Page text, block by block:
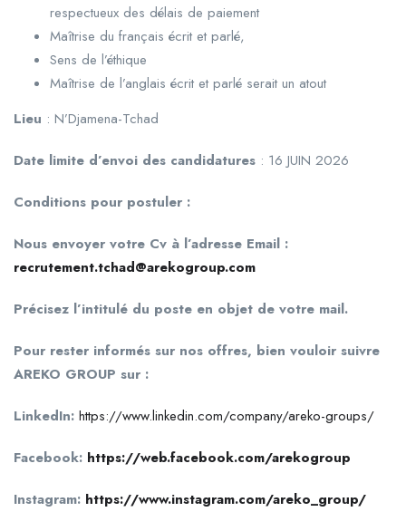
respectueux des délais de paiement
Maîtrise du français écrit et parlé,
Sens de l’éthique
Maîtrise de l’anglais écrit et parlé serait un atout
Lieu : N’Djamena-Tchad
Date limite d’envoi des candidatures : 16 JUIN 2026
Conditions pour postuler :
Nous envoyer votre Cv à l’adresse Email :
recrutement.tchad@arekogroup.com
Précisez l’intitulé du poste en objet de votre mail.
Pour rester informés sur nos offres, bien vouloir suivre
AREKO GROUP sur :
LinkedIn: https://www.linkedin.com/company/areko-groups/
Facebook: https://web.facebook.com/arekogroup
Instagram: https://www.instagram.com/areko_group/